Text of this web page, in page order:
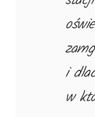
i
w